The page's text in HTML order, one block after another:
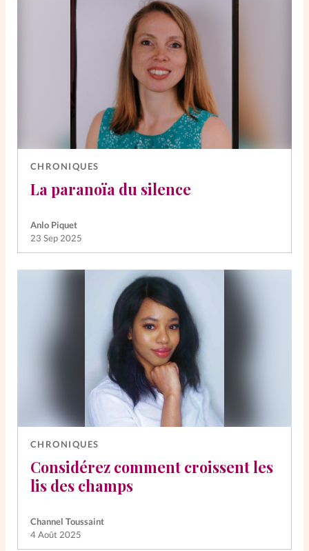
CHRONIQUES
La paranoïa du silence
Anlo Piquet
23 Sep 2025
CHRONIQUES
Considérez comment croissent les
lis des champs
Channel Toussaint
4 Août 2025